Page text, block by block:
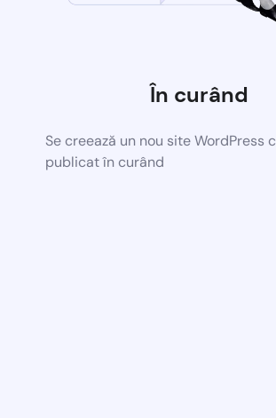
În curând
Se creează un nou site WordPress
publicat în curând